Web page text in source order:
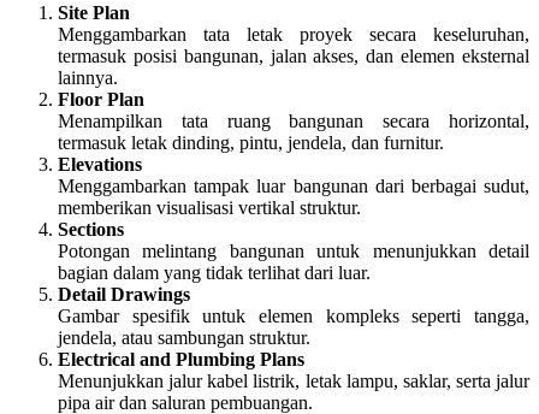
Site Plan
Menggambarkan tata letak proyek secara keseluruhan,
termasuk posisi bangunan, jalan akses, dan elemen eksternal
lainnya.
Floor Plan
Menampilkan tata ruang bangunan secara horizontal,
termasuk letak dinding, pintu, jendela, dan furnitur.
Elevations
Menggambarkan tampak luar bangunan dari berbagai sudut,
memberikan visualisasi vertikal struktur.
Sections
Potongan melintang bangunan untuk menunjukkan detail
bagian dalam yang tidak terlihat dari luar.
Detail Drawings
Gambar spesifik untuk elemen kompleks seperti tangga,
jendela, atau sambungan struktur.
Electrical and Plumbing Plans
Menunjukkan jalur kabel listrik, letak lampu, saklar, serta jalur
pipa air dan saluran pembuangan.